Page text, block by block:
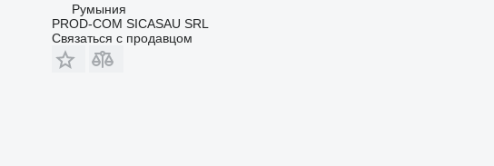
Румыния
PROD-COM SICASAU SRL
Связаться с продавцом